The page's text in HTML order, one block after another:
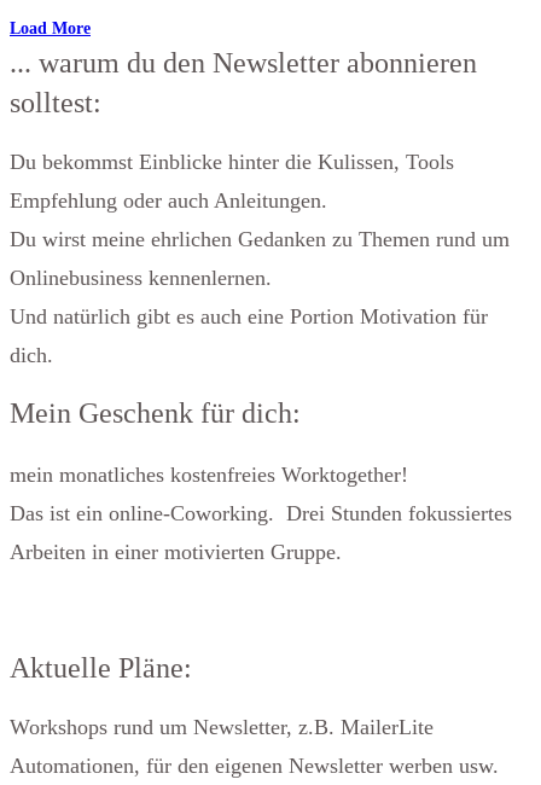
Load More
... warum du den Newsletter abonnieren
solltest:
Du bekommst Einblicke hinter die Kulissen, Tools
Empfehlung oder auch Anleitungen.
Du wirst meine ehrlichen Gedanken zu Themen rund um
Onlinebusiness kennenlernen.
Und natürlich gibt es auch eine Portion Motivation für
dich.
Mein Geschenk für dich:
mein monatliches kostenfreies Worktogether!
Das ist ein online-Coworking. Drei Stunden fokussiertes
Arbeiten in einer motivierten Gruppe.
Aktuelle Pläne:
Workshops rund um Newsletter, z.B. MailerLite
Automationen, für den eigenen Newsletter werben usw.